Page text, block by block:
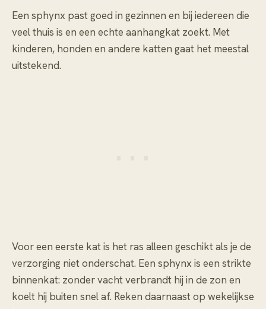
Een sphynx past goed in gezinnen en bij iedereen die
veel thuis is en een echte aanhangkat zoekt. Met
kinderen, honden en andere katten gaat het meestal
uitstekend.
Voor een eerste kat is het ras alleen geschikt als je de
verzorging niet onderschat. Een sphynx is een strikte
binnenkat: zonder vacht verbrandt hij in de zon en
koelt hij buiten snel af. Reken daarnaast op wekelijkse